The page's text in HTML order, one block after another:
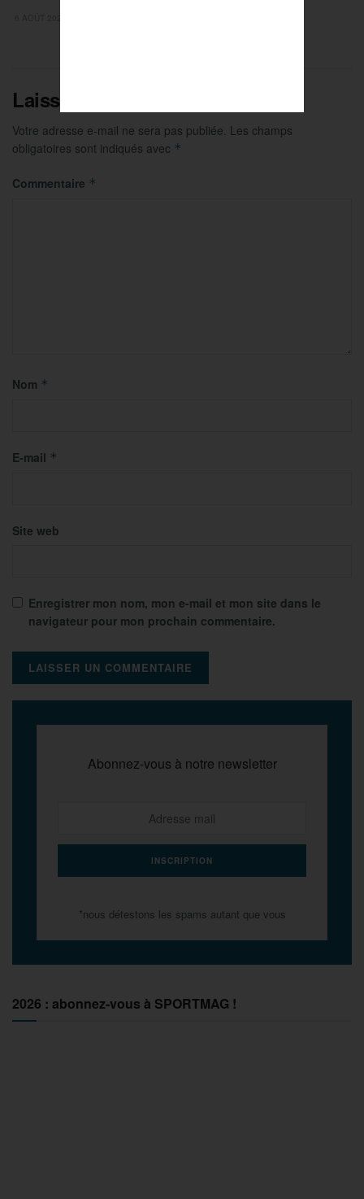
Laisser un commentaire
Votre adresse e-mail ne sera pas publiée. Les champs
obligatoires sont indiqués avec *
Commentaire *
Nom *
E-mail *
Site web
Enregistrer mon nom, mon e-mail et mon site dans le
navigateur pour mon prochain commentaire.
Abonnez-vous à notre newsletter
*nous détestons les spams autant que vous
2026 : abonnez-vous à SPORTMAG !